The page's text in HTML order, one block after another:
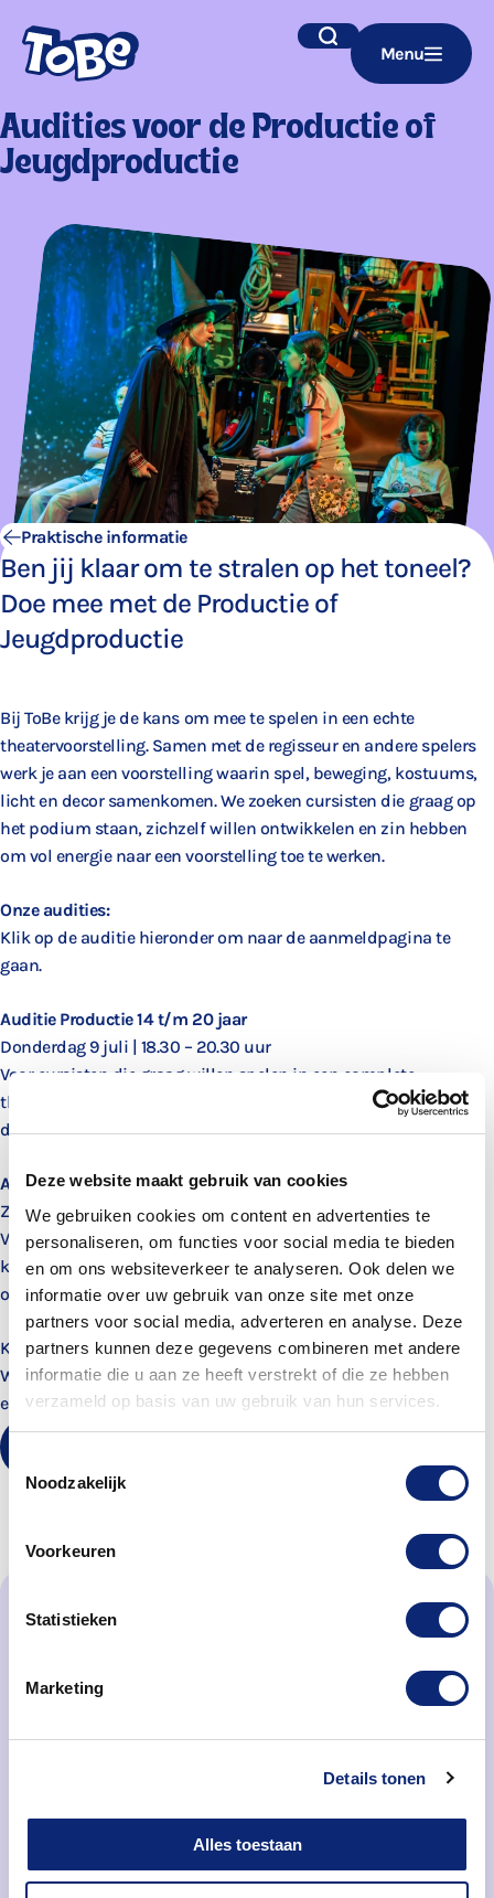
Deze website maakt gebruik van cookies
We gebruiken cookies om content en advertenties te
personaliseren, om functies voor social media te bieden
en om ons websiteverkeer te analyseren. Ook delen we
informatie over uw gebruik van onze site met onze
partners voor social media, adverteren en analyse. Deze
partners kunnen deze gegevens combineren met andere
informatie die u aan ze heeft verstrekt of die ze hebben
verzameld op basis van uw gebruik van hun services.
Noodzakelijk
Voorkeuren
Statistieken
Marketing
Details tonen
Alles toestaan
Navigatie
overslaan
Zoek Menu
Audities voor de Productie of
Jeugdproductie
Praktische informatie
Ben jij klaar om te stralen op het toneel?
Doe mee met de Productie of
Jeugdproductie
Bij ToBe krijg je de kans om mee te spelen in een echte
theatervoorstelling. Samen met de regisseur en andere spelers
werk je aan een voorstelling waarin spel, beweging, kostuums,
licht en decor samenkomen. We zoeken cursisten die graag op
het podium staan, zichzelf willen ontwikkelen en zin hebben
om vol energie naar een voorstelling toe te werken.
Onze audities:
Klik op de auditie hieronder om naar de aanmeldpagina te
gaan.
Auditie Productie 14 t/m 20 jaar
Donderdag 9 juli | 18.30 – 20.30 uur
Voor cursisten die graag willen spelen in een complete
theatervoorstelling. Tijdens de auditie krijg je spel- en
dansopdrachten en stel je jezelf kort voor.
Auditie Jeugdproductie 10 t/m 13 jaar
Zaterdag 11 juli | 13.00 – 16.15 uur
Voor cursisten die houden van toneelspelen of graag dansen. Je
krijgt verschillende spel- en dansopdrachten en mag kort iets
over jezelf vertellen.
Klik op de link hieronder en meld je direct aan voor de auditie.
We kijken ernaar uit je te ontmoeten en samen te werken aan
een mooi theaterseizoen!
Meer praktische informatie